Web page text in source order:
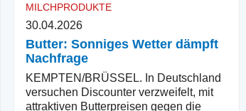
MILCHPRODUKTE
30.04.2026
Butter: Sonniges Wetter dämpft
Nachfrage
KEMPTEN/BRÜSSEL. In Deutschland
versuchen Discounter verzweifelt, mit
attraktiven Butterpreisen gegen die